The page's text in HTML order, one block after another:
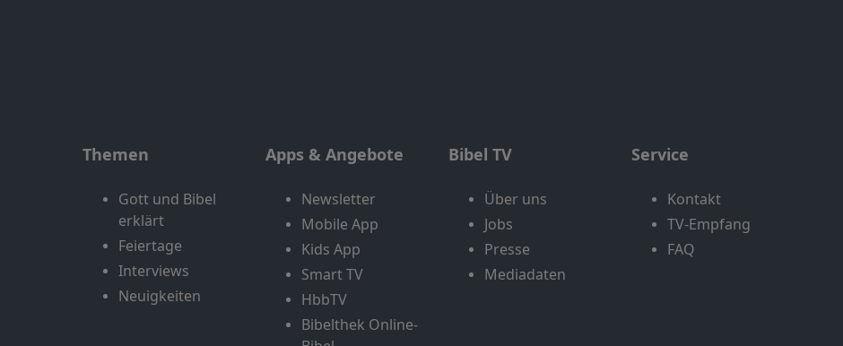
Themen
Gott und Bibel
erklärt
Feiertage
Interviews
Neuigkeiten
Apps & Angebote
Newsletter
Mobile App
Kids App
Smart TV
HbbTV
Bibelthek Online-
Bibel TV
Über uns
Jobs
Presse
Mediadaten
Service
Kontakt
TV-Empfang
FAQ